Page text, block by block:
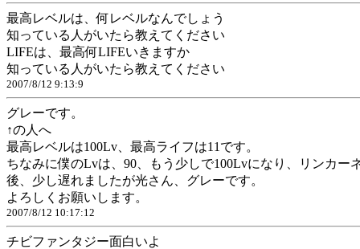
最高レベルは、何レベルなんでしょう
知っている人がいたら教えてください
LIFEは、最高何LIFEいきますか
知っている人がいたら教えてください
2007/8/12 9:13:9
グレーです。
↑の人へ
最高レベルは100Lv、最高ライフは11です。
ちなみに僕のLvは、90、もう少しで100Lvになり、リンカー
後、少し遅れましたが光さん、グレーです。
よろしくお願いします。
2007/8/12 10:17:12
チビファンタジー面白いよ